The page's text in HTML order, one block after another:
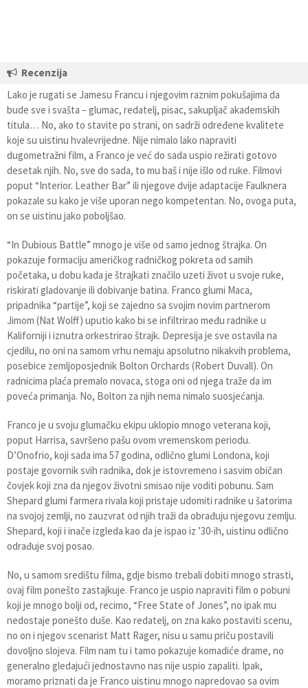
Recenzija
Lako je rugati se Jamesu Francu i njegovim raznim pokušajima da
bude sve i svašta – glumac, redatelj, pisac, sakupljač akademskih
titula… No, ako to stavite po strani, on sadrži određene kvalitete
koje su uistinu hvalevrijedne. Nije nimalo lako napraviti
dugometražni film, a Franco je već do sada uspio režirati gotovo
desetak njih. No, sve do sada, to mu baš i nije išlo od ruke. Filmovi
poput “Interior. Leather Bar” ili njegove dvije adaptacije Faulknera
pokazale su kako je više uporan nego kompetentan. No, ovoga puta,
on se uistinu jako poboljšao.
“In Dubious Battle” mnogo je više od samo jednog štrajka. On
pokazuje formaciju američkog radničkog pokreta od samih
početaka, u dobu kada je štrajkati značilo uzeti život u svoje ruke,
riskirati gladovanje ili dobivanje batina. Franco glumi Maca,
pripadnika “partije”, koji se zajedno sa svojim novim partnerom
Jimom (Nat Wolff) uputio kako bi se infiltrirao među radnike u
Kaliforniji i iznutra orkestrirao štrajk. Depresija je sve ostavila na
cjedilu, no oni na samom vrhu nemaju apsolutno nikakvih problema,
posebice zemljoposjednik Bolton Orchards (Robert Duvall). On
radnicima plaća premalo novaca, stoga oni od njega traže da im
poveća primanja. No, Bolton za njih nema nimalo suosjećanja.
Franco je u svoju glumačku ekipu uklopio mnogo veterana koji,
poput Harrisa, savršeno pašu ovom vremenskom periodu.
D’Onofrio, koji sada ima 57 godina, odlično glumi Londona, koji
postaje govornik svih radnika, dok je istovremeno i sasvim običan
čovjek koji zna da njegov životni smisao nije voditi pobunu. Sam
Shepard glumi farmera rivala koji pristaje udomiti radnike u šatorima
na svojoj zemlji, no zauzvrat od njih traži da obrađuju njegovu zemlju.
Shepard, koji i inače izgleda kao da je ispao iz ’30-ih, uistinu odlično
odrađuje svoj posao.
No, u samom središtu filma, gdje bismo trebali dobiti mnogo strasti,
ovaj film ponešto zastajkuje. Franco je uspio napraviti film o pobuni
koji je mnogo bolji od, recimo, “Free State of Jones”, no ipak mu
nedostaje ponešto duše. Kao redatelj, on zna kako postaviti scenu,
no on i njegov scenarist Matt Rager, nisu u samu priču postavili
dovoljno slojeva. Film nam tu i tamo pokazuje komadiće drame, no
generalno gledajući jednostavno nas nije uspio zapaliti. Ipak,
moramo priznati da je Franco uistinu mnogo napredovao sa ovim